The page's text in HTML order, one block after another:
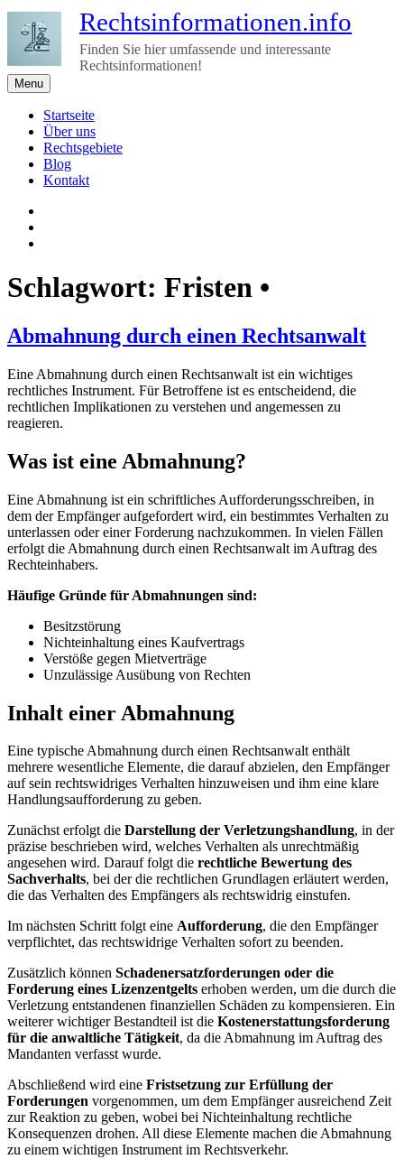
Skip
content
Rechtsinformationen.info
Finden Sie hier umfassende und interessante
Rechtsinformationen!
Menu
Startseite
Über uns
Rechtsgebiete
Blog
Kontakt
Schlagwort: Fristen •
Abmahnung durch einen Rechtsanwalt
Eine Abmahnung durch einen Rechtsanwalt ist ein wichtiges
rechtliches Instrument. Für Betroffene ist es entscheidend, die
rechtlichen Implikationen zu verstehen und angemessen zu
reagieren.
Was ist eine Abmahnung?
Eine Abmahnung ist ein schriftliches Aufforderungsschreiben, in
dem der Empfänger aufgefordert wird, ein bestimmtes Verhalten zu
unterlassen oder einer Forderung nachzukommen. In vielen Fällen
erfolgt die Abmahnung durch einen Rechtsanwalt im Auftrag des
Rechteinhabers.
Häufige Gründe für Abmahnungen sind:
Besitzstörung
Nichteinhaltung eines Kaufvertrags
Verstöße gegen Mietverträge
Unzulässige Ausübung von Rechten
Inhalt einer Abmahnung
Eine typische Abmahnung durch einen Rechtsanwalt enthält
mehrere wesentliche Elemente, die darauf abzielen, den Empfänger
auf sein rechtswidriges Verhalten hinzuweisen und ihm eine klare
Handlungsaufforderung zu geben.
Zunächst erfolgt die Darstellung der Verletzungshandlung, in der
präzise beschrieben wird, welches Verhalten als unrechtmäßig
angesehen wird. Darauf folgt die rechtliche Bewertung des
Sachverhalts, bei der die rechtlichen Grundlagen erläutert werden,
die das Verhalten des Empfängers als rechtswidrig einstufen.
Im nächsten Schritt folgt eine Aufforderung, die den Empfänger
verpflichtet, das rechtswidrige Verhalten sofort zu beenden.
Zusätzlich können Schadenersatzforderungen oder die
Forderung eines Lizenzentgelts erhoben werden, um die durch die
Verletzung entstandenen finanziellen Schäden zu kompensieren. Ein
weiterer wichtiger Bestandteil ist die Kostenerstattungsforderung
für die anwaltliche Tätigkeit, da die Abmahnung im Auftrag des
Mandanten verfasst wurde.
Abschließend wird eine Fristsetzung zur Erfüllung der
Forderungen vorgenommen, um dem Empfänger ausreichend Zeit
zur Reaktion zu geben, wobei bei Nichteinhaltung rechtliche
Konsequenzen drohen. All diese Elemente machen die Abmahnung
zu einem wichtigen Instrument im Rechtsverkehr.